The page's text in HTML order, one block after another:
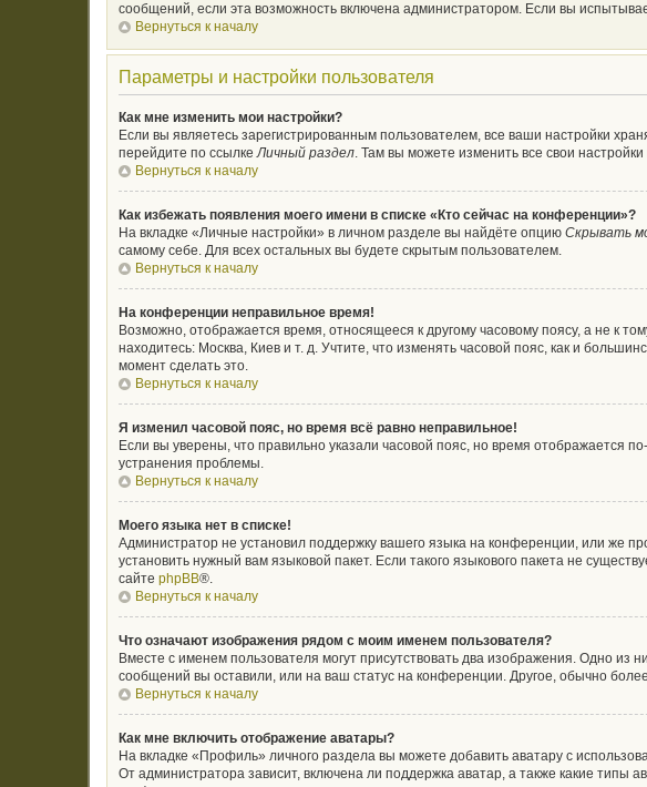
сообщений, если эта возможность включена администратором. Если вы
Вернуться к началу
Параметры и настройки пользователя
Как мне изменить мои настройки?
Если вы являетесь зарегистрированным пользователем, все ваши настройки
перейдите по ссылкеЛичный раздел. Там вы можете изменить все свои
Вернуться к началу
Как избежать появления моего имени в списке «Кто сейчас на конференции»?
На вкладке «Личные настройки» в личном разделе вы найдёте опцию Скрывать
самому себе. Для всех остальных вы будете скрытым пользователем.
Вернуться к началу
На конференции неправильное время!
Возможно, отображается время, относящееся к другому часовому поясу, а не к
находитесь: Москва, Киев и т. д. Учтите, что изменять часовой пояс, как и
момент сделать это.
Вернуться к началу
Я изменил часовой пояс, но время всё равно неправильное!
Если вы уверены, что правильно указали часовой пояс, но время отображается
устранения проблемы.
Вернуться к началу
Моего языка нет в списке!
Администратор не установил поддержку вашего языка на конференции, или же
установить нужный вам языковой пакет. Если такого языкового пакета не
сайте phpBB®.
Вернуться к началу
Что означают изображения рядом с моим именем пользователя?
Вместе с именем пользователя могут присутствовать два изображения. Одно из
сообщений вы оставили, или на ваш статус на конференции. Другое, обычно
Вернуться к началу
Как мне включить отображение аватары?
На вкладке «Профиль» личного раздела вы можете добавить аватару с
От администратора зависит, включена ли поддержка аватар, а также какие типы